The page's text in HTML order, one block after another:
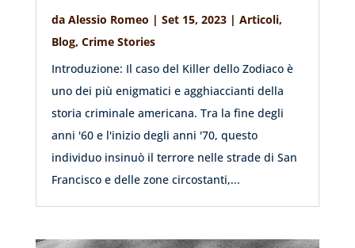
da Alessio Romeo | Set 15, 2023| Articoli,
Blog, Crime Stories
Introduzione: Il caso del Killer dello Zodiaco è
uno dei più enigmatici e agghiaccianti della
storia criminale americana. Tra la fine degli
anni '60 e l'inizio degli anni '70, questo
individuo insinuò il terrore nelle strade di San
Francisco e delle zone circostanti,...